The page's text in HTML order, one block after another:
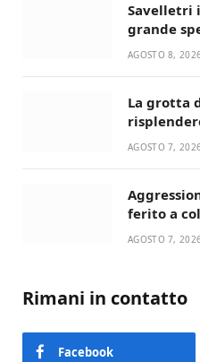
Savelletri
grande
Santis
AGOSTO 8,
La grotta
devozione
AGOSTO 7,
ferito a
AGOSTO 7,
Rimani in contatto
Facebook